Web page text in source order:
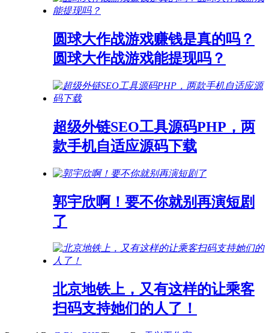
圆球大作战游戏赚钱是真的吗？
圆球大作战游戏能提现吗？
超级外链SEO工具源码PHP，两
款手机自适应源码下载
郭宇欣啊！要不你就别再演短剧
了
北京地铁上，又有这样的让乘客
扫码支持她们的人了！